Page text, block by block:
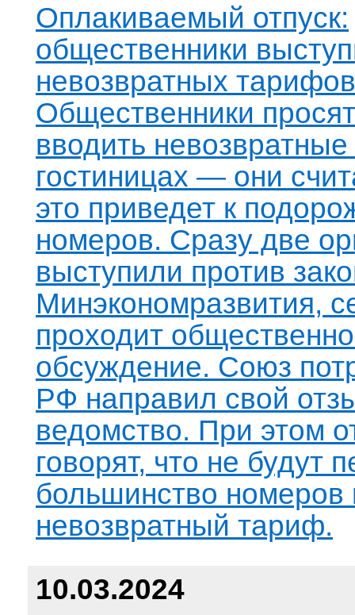
Оплакиваемый отпуск:
общественники
невозвратных
Общественники
вводить
гостиницах — они
это приведет к
номеров. Сразу две
выступили против
Минэкономразвития,
проходит
обсуждение. Союз
РФ направил свой
ведомство. При этом
говорят, что не будут
большинство номеров
невозвратный тариф.
10.03.2024